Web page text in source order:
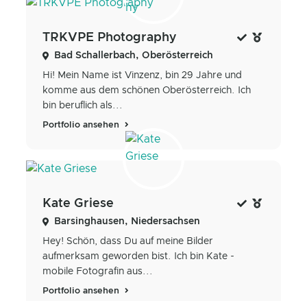
TRKVPE Photography
Bad Schallerbach, Oberösterreich
Hi! Mein Name ist Vinzenz, bin 29 Jahre und
komme aus dem schönen Oberösterreich. Ich
bin beruflich als...
Portfolio ansehen
Kate Griese
Barsinghausen, Niedersachsen
Hey! Schön, dass Du auf meine Bilder
aufmerksam geworden bist. Ich bin Kate -
mobile Fotografin aus...
Portfolio ansehen